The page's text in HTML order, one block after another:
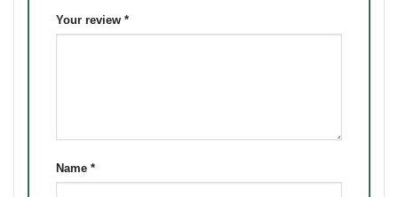
Your review *
Name *